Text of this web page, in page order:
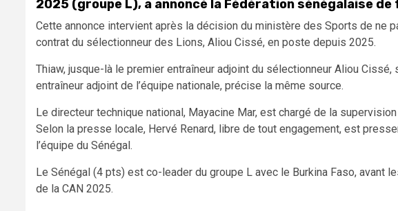
2025 (groupe L), a annoncé la Fédération sénégalaise
Cette annonce intervient après la décision du ministère des Sports de ne
contrat du sélectionneur des Lions, Aliou Cissé, en poste depuis 2025.
Thiaw, jusque-là le premier entraîneur adjoint du sélectionneur Aliou
entraîneur adjoint de l’équipe nationale, précise la même source.
Le directeur technique national, Mayacine Mar, est chargé de la
Selon la presse locale, Hervé Renard, libre de tout engagement, est
l’équipe du Sénégal.
Le Sénégal (4 pts) est co-leader du groupe L avec le Burkina Faso, avant
de la CAN 2025.